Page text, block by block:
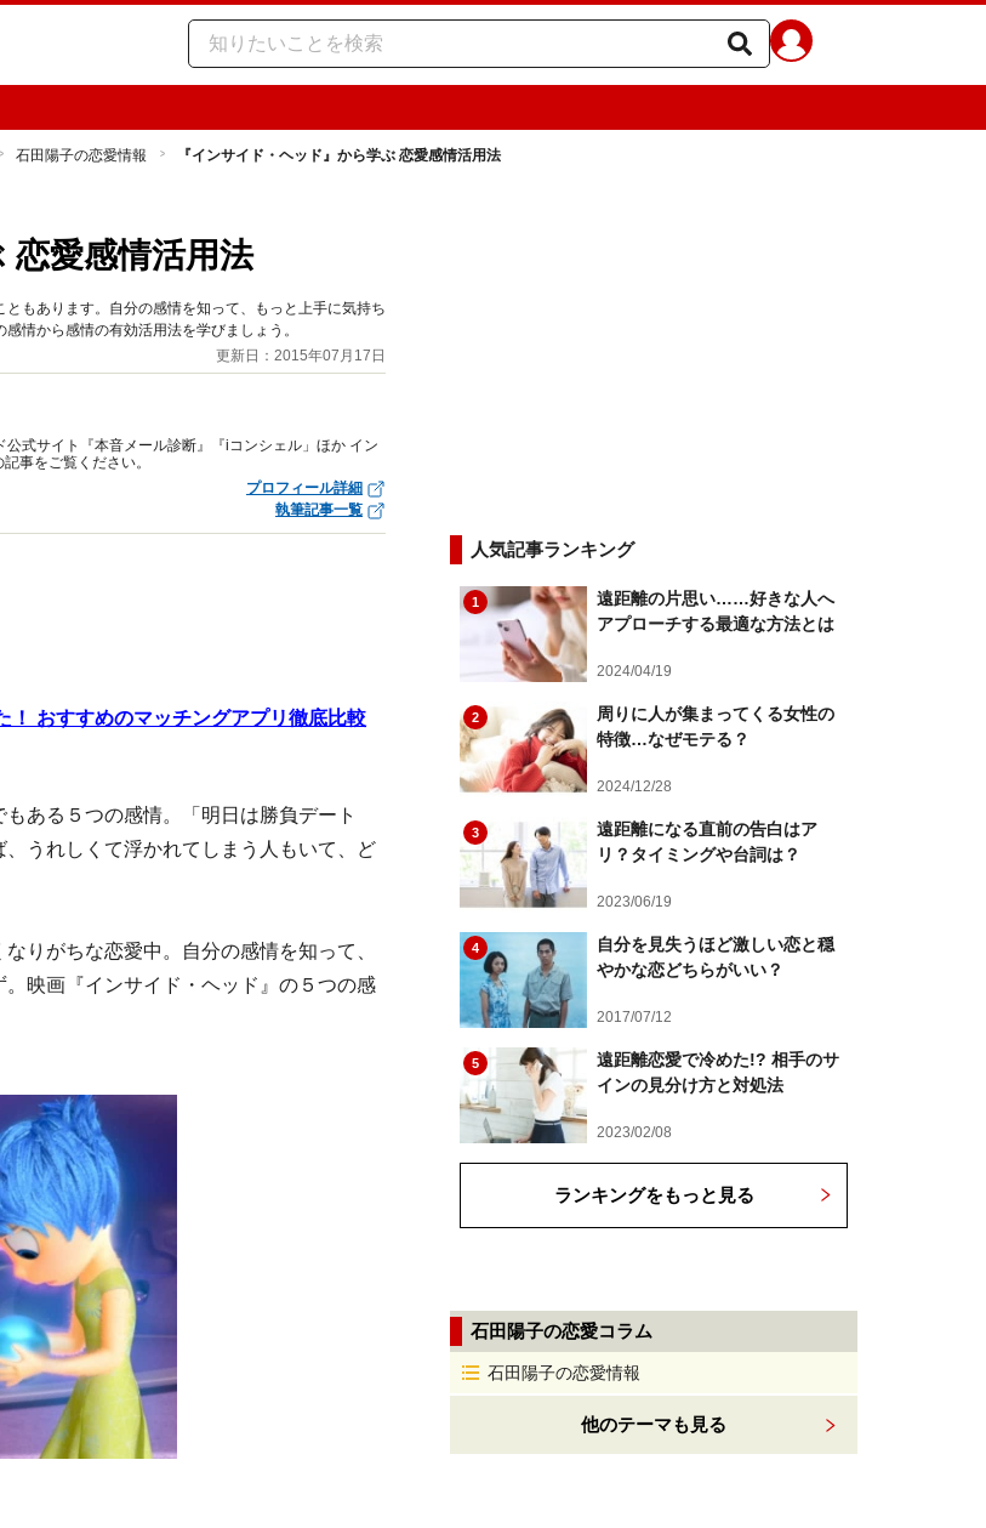
石田陽子の恋愛情報 『インサイド・ヘッド』から学ぶ 恋愛感情活用法
恋愛感情活用法
もあります。自分の感情を知って、もっと上手に気持ち
情から感情の有効活用法を学びましょう。
更新日：2015年07月17日
式サイト『本音メール診断』『iコンシェル」ほか イン
事をご覧ください。
プロフィール詳細
執筆記事一覧
！ おすすめのマッチングアプリ徹底比較
ある５つの感情。「明日は勝負デート
うれしくて浮かれてしまう人もいて、ど
りがちな恋愛中。自分の感情を知って、
映画『インサイド・ヘッド』の５つの感
人気記事ランキング
1
遠距離の片思い……好きな人へ
アプローチする最適な方法とは
2024/04/19
2
周りに人が集まってくる女性の
特徴…なぜモテる？
2024/12/28
3
遠距離になる直前の告白はア
リ？タイミングや台詞は？
2023/06/19
4
自分を見失うほど激しい恋と穏
やかな恋どちらがいい？
2017/07/12
5
遠距離恋愛で冷めた!? 相手のサ
インの見分け方と対処法
2023/02/08
ランキングをもっと見る
石田陽子の恋愛コラム
石田陽子の恋愛情報
他のテーマも見る